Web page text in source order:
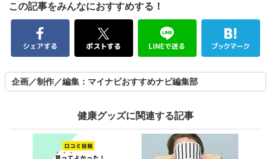
この記事をみんなにおすすめする！
企画／制作／編集：マイナビおすすめナビ編集部
健康グッズに関連する記事